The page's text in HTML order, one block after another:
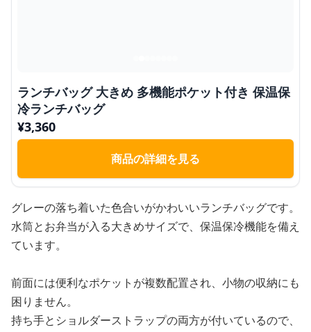
ランチバッグ 大きめ 多機能ポケット付き 保温保
冷ランチバッグ
¥3,360
商品の詳細を見る
グレーの落ち着いた色合いがかわいいランチバッグです。
水筒とお弁当が入る大きめサイズで、保温保冷機能を備え
ています。
前面には便利なポケットが複数配置され、小物の収納にも
困りません。
持ち手とショルダーストラップの両方が付いているので、